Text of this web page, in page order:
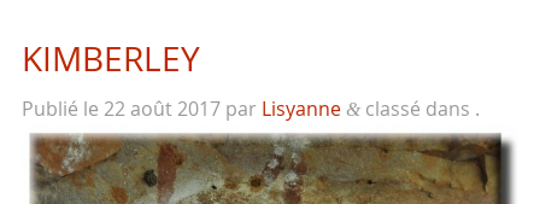
KIMBERLEY
Publié le 22 août 2017par Lisyanne &classé dans .